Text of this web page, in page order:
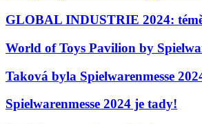
GLOBAL INDUSTRIE 2024:
World of Toys Pavilion by
Taková byla Spielwarenmesse
Spielwarenmesse 2024 je tady!